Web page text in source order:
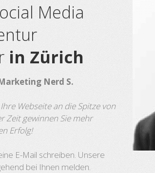
Media
in Zürich
Nerd S.
Webseite an die Spitze von
Zeit gewinnen Sie mehr
Erfolg!
E-Mail schreiben. Unsere
bei Ihnen melden.